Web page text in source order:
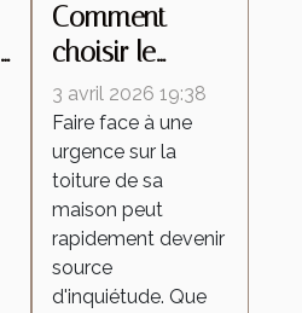
Comment
choisir le
meilleur
service de
réparation
d'urgence pour
votre toiture ?
3 avril 2026 19:38
Faire face à une
urgence sur la
toiture de sa
maison peut
rapidement devenir
source
d'inquiétude. Que